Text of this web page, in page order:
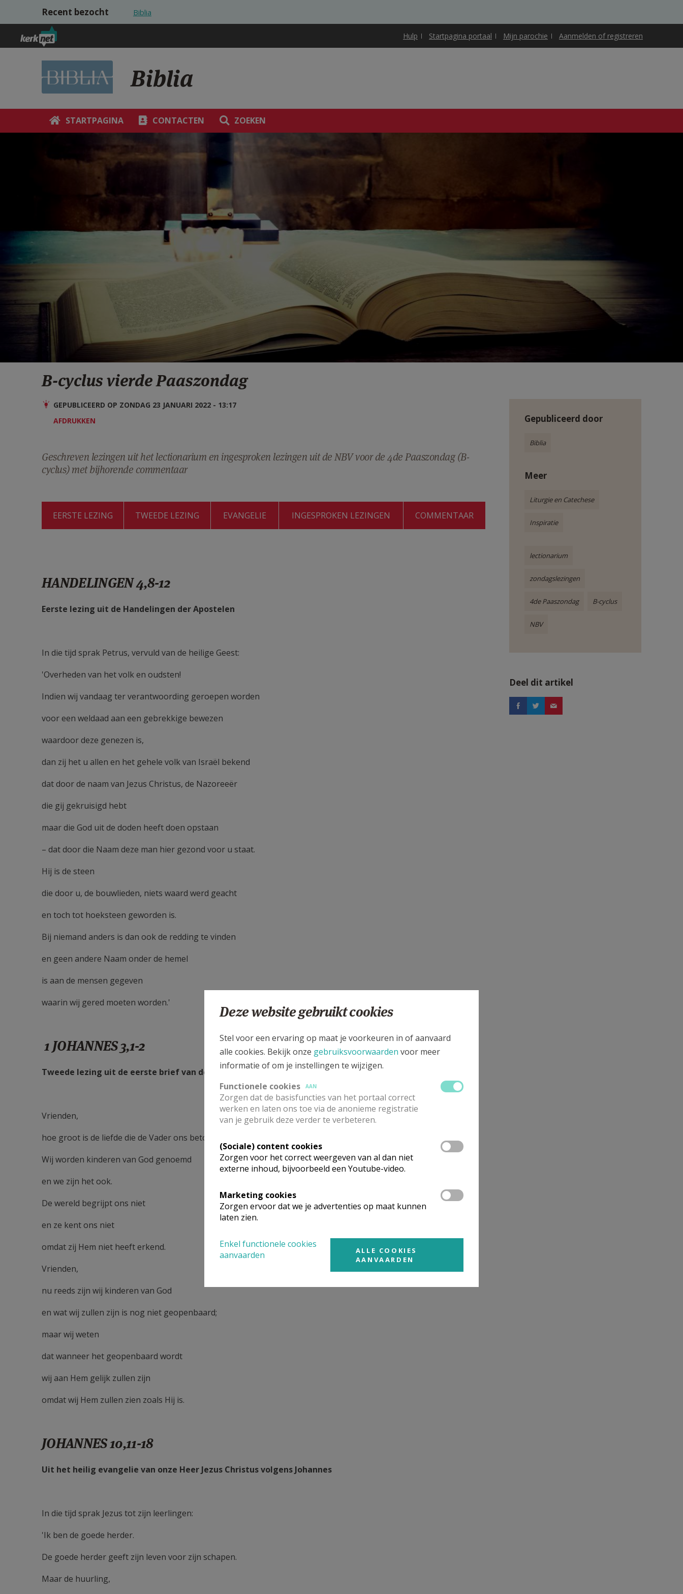
Overslaan en naar de inhoud gaan
Recent bezocht Biblia
Hulp Startpagina portaal Mijn parochie Aanmelden of registreren
Biblia
STARTPAGINA CONTACTEN ZOEKEN
B-cyclus vierde Paaszondag
GEPUBLICEERD OP ZONDAG 23 JANUARI 2022 - 13:17
AFDRUKKEN
Geschreven lezingen uit het lectionarium en ingesproken lezingen uit de NBV voor de 4de Paaszondag (B-
cyclus) met bijhorende commentaar
EERSTE LEZING TWEEDE LEZING EVANGELIE INGESPROKEN LEZINGEN COMMENTAAR
HANDELINGEN 4,8-12
Eerste lezing uit de Handelingen der Apostelen
In die tijd sprak Petrus, vervuld van de heilige Geest:
'Overheden van het volk en oudsten!
Indien wij vandaag ter verantwoording geroepen worden
voor een weldaad aan een gebrekkige bewezen
waardoor deze genezen is,
dan zij het u allen en het gehele volk van Israël bekend
dat door de naam van Jezus Christus, de Nazoreeër
die gij gekruisigd hebt
maar die God uit de doden heeft doen opstaan
– dat door die Naam deze man hier gezond voor u staat.
Hij is de steen
die door u, de bouwlieden, niets waard werd geacht
en toch tot hoeksteen geworden is.
Bij niemand anders is dan ook de redding te vinden
en geen andere Naam onder de hemel
is aan de mensen gegeven
waarin wij gered moeten worden.'
1 JOHANNES 3,1-2
Tweede lezing uit de eerste brief van de heilige apostel Johannes
Vrienden,
hoe groot is de liefde die de Vader ons betoond heeft!
Wij worden kinderen van God genoemd
en we zijn het ook.
De wereld begrijpt ons niet
en ze kent ons niet
omdat zij Hem niet heeft erkend.
Vrienden,
nu reeds zijn wij kinderen van God
en wat wij zullen zijn is nog niet geopenbaard;
maar wij weten
dat wanneer het geopenbaard wordt
wij aan Hem gelijk zullen zijn
omdat wij Hem zullen zien zoals Hij is.
JOHANNES 10,11-18
Uit het heilig evangelie van onze Heer Jezus Christus volgens Johannes
In die tijd sprak Jezus tot zijn leerlingen:
'Ik ben de goede herder.
De goede herder geeft zijn leven voor zijn schapen.
Maar de huurling,
Gepubliceerd door
Biblia
Meer
Liturgie en Catechese
Inspiratie
lectionarium
zondagslezingen
4de Paaszondag B-cyclus
NBV
Deel dit artikel
Deze website gebruikt cookies
Stel voor een ervaring op maat je voorkeuren in of aanvaard
alle cookies. Bekijk onze gebruiksvoorwaarden voor meer
informatie of om je instellingen te wijzigen.
Functionele cookies
AAN
Zorgen dat de basisfuncties van het portaal correct
werken en laten ons toe via de anonieme registratie
van je gebruik deze verder te verbeteren.
(Sociale) content cookies
Zorgen voor het correct weergeven van al dan niet
externe inhoud, bijvoorbeeld een Youtube-video.
Marketing cookies
Zorgen ervoor dat we je advertenties op maat kunnen
laten zien.
Enkel functionele cookies
aanvaarden
ALLE COOKIES
AANVAARDEN